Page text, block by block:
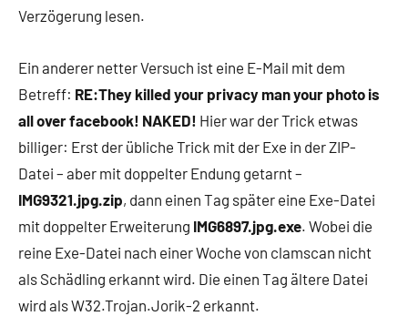
Verzögerung lesen.
Ein anderer netter Versuch ist eine E-Mail mit dem
Betreff: RE:They killed your privacy man your photo is
all over facebook! NAKED! Hier war der Trick etwas
billiger: Erst der übliche Trick mit der Exe in der ZIP-
Datei – aber mit doppelter Endung getarnt –
IMG9321.jpg.zip, dann einen Tag später eine Exe-Datei
mit doppelter Erweiterung IMG6897.jpg.exe. Wobei die
reine Exe-Datei nach einer Woche von clamscan nicht
als Schädling erkannt wird. Die einen Tag ältere Datei
wird als W32.Trojan.Jorik-2 erkannt.